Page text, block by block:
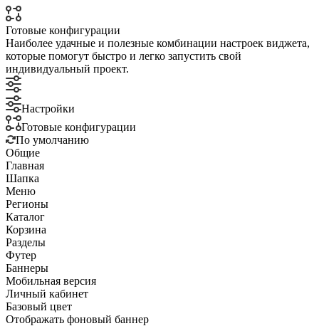
Готовые конфигурации
Наиболее удачные и полезные комбинации настроек виджета,
которые помогут быстро и легко запустить свой
индивидуальный проект.
Настройки
Готовые конфигурации
По умолчанию
Общие
Главная
Шапка
Меню
Регионы
Каталог
Корзина
Разделы
Футер
Баннеры
Мобильная версия
Личный кабинет
Базовый цвет
Отображать фоновый баннер